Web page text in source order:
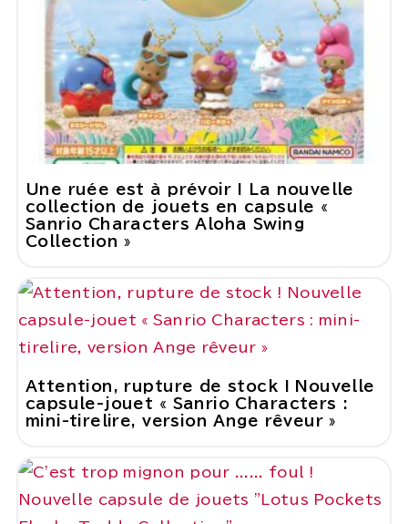
Une ruée est à prévoir ! La nouvelle
collection de jouets en capsule «
Sanrio Characters Aloha Swing
Collection »
Attention, rupture de stock ! Nouvelle
capsule-jouet « Sanrio Characters :
mini-tirelire, version Ange rêveur »